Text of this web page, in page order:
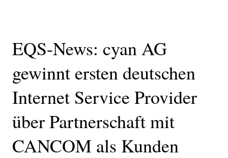
EQS-News: cyan AG
gewinnt ersten deutschen
Internet Service Provider
über Partnerschaft mit
CANCOM als Kunden